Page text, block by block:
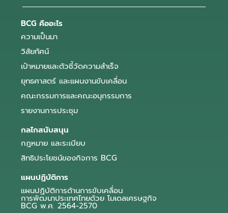
BCG คืออะไร
ความเป็นมา
วิสัยทัศน์
เป้าหมายและตัวชี้วัดความสำเร็จ
ยุทธศาสตร์ และแผนงานขับเคลื่อน
คณะกรรมการและคณะอนุกรรมการ
รายงานการประชุม
กลไกสนับสนุน
กฎหมาย และระเบียบ
สิทธิประโยชน์ของกิจการ BCG
แผนปฏิบัติการ
แผนปฏิบัติการด้านการขับเคลื่อน
การพัฒนาประเทศไทยด้วย โมเดลเศรษฐกิจ
BCG พ.ศ. 2564-2570